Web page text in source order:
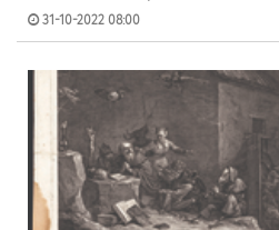
31-10-2022 08:00